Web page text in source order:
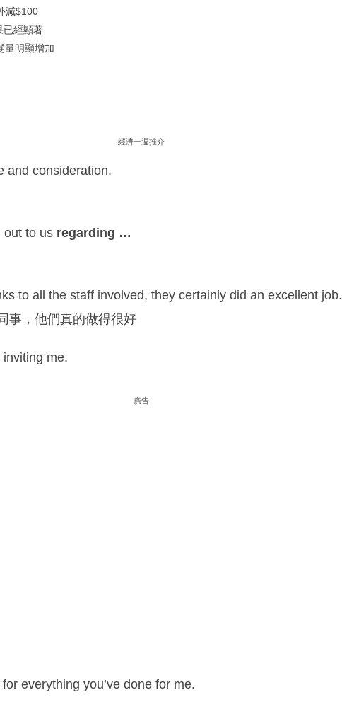
減$100
已經顯著
量明顯增加
經濟一週推介
and consideration.
out to us regarding …
to all the staff involved, they certainly did an excellent job.
事，他們真的做得很好
me.
廣告
everything you’ve done for me.